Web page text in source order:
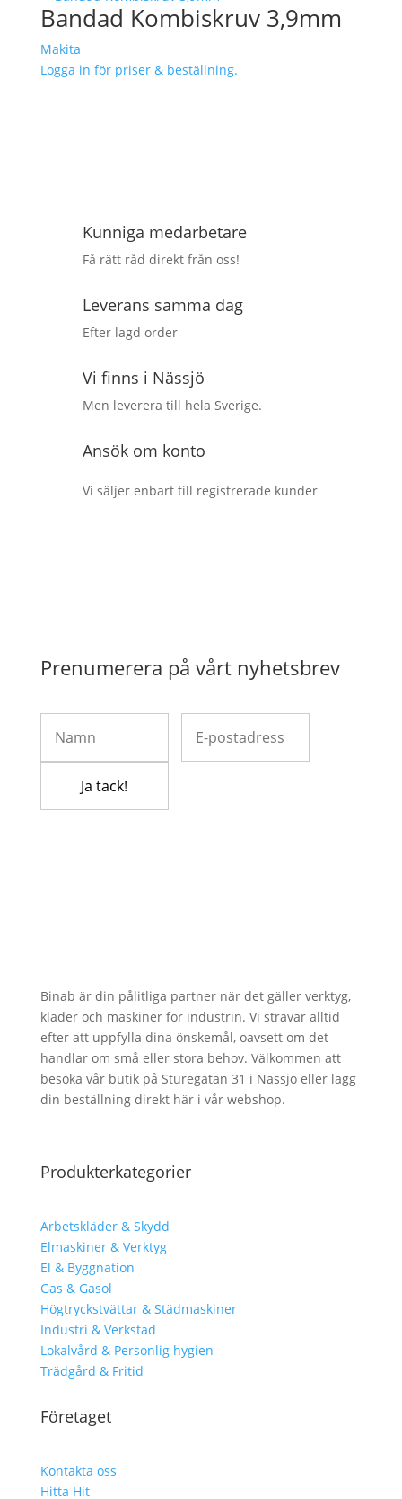
Bandad Kombiskruv 3,9mm
Makita
Logga in för priser & beställning.
Kunniga medarbetare
Få rätt råd direkt från oss!
Leverans samma dag
Efter lagd order
Vi finns i Nässjö
Men leverera till hela Sverige.
Ansök om konto
Vi säljer enbart till registrerade kunder
Prenumerera på vårt nyhetsbrev
Binab är din pålitliga partner när det gäller verktyg,
kläder och maskiner för industrin. Vi strävar alltid
efter att uppfylla dina önskemål, oavsett om det
handlar om små eller stora behov. Välkommen att
besöka vår butik på Sturegatan 31 i Nässjö eller lägg
din beställning direkt här i vår webshop.
Produkterkategorier
Arbetskläder & Skydd
Elmaskiner & Verktyg
El & Byggnation
Gas & Gasol
Högtryckstvättar & Städmaskiner
Industri & Verkstad
Lokalvård & Personlig hygien
Trädgård & Fritid
Företaget
Kontakta oss
Hitta Hit